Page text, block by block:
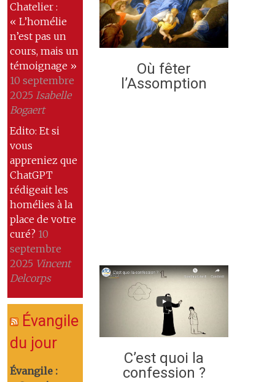
Chatelier :
« L’homélie
n’est pas un
cours, mais un
témoignage »
10 septembre
2025 Isabelle
Bogaert
Edito: Et si
vous
appreniez que
ChatGPT
rédigeait les
homélies à la
place de votre
curé? 10
septembre
2025 Vincent
Delcorps
Évangile
du jour
Évangile :
Où fêter
l’Assomption
C’est quoi la
confession ?